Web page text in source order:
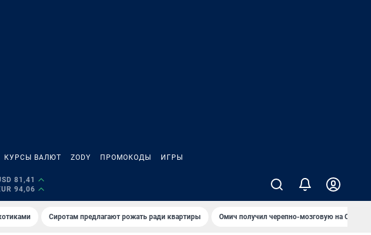
КУРСЫ ВАЛЮТ ZODY ПРОМОКОДЫ ИГРЫ
81,41
94,06
Сиротам предлагают рожать ради квартиры Омич получил черепно-мозговую на ОНПЗ